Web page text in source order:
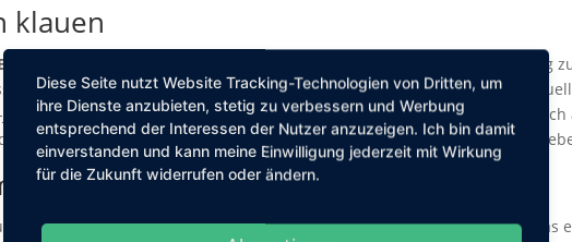
klauen
sind schon lange im Trend.
Mach Dir also diese modische Bewegung
aus dem Kleiderschrank Deines Partners, falls Du in einer
dazu ein paar Loafer – das geht nämlich immer. Oder Du setzt
einen Kapuzenpulli von Deinem Freund ohnehin schon immer gerne
Accessoires setzen
klassische Basics in Deiner Schwangerschaft setzt, mag Dir vielleicht das
Diese Seite nutzt Website Tracking-Technologien von Dritten, um
ihre Dienste anzubieten, stetig zu verbessern und Werbung
entsprechend der Interessen der Nutzer anzuzeigen. Ich bin damit
einverstanden und kann meine Einwilligung jederzeit mit Wirkung
für die Zukunft widerrufen oder ändern.